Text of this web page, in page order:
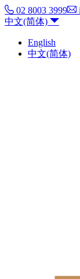
02 8003 3999
中文(简体)
English
中文(简体)